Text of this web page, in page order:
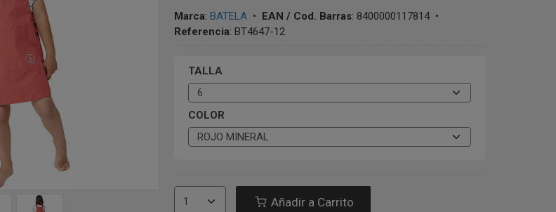
Marca: BATELA• EAN / Cod. Barras: 8400000117814•
Referencia: BT4647-12
TALLA
COLOR
Añadir a Carrito